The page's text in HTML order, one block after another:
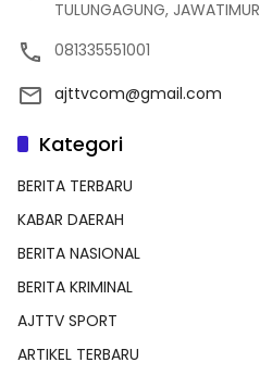
TULUNGAGUNG, JAWATIMUR
081335551001
ajttvcom@gmail.com
Kategori
BERITA TERBARU
KABAR DAERAH
BERITA NASIONAL
BERITA KRIMINAL
AJTTV SPORT
ARTIKEL TERBARU